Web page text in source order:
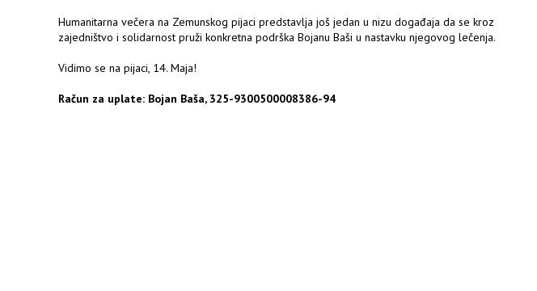
Humanitarna večera na Zemunskog pijaci predstavlja još jedan u nizu događaja da se kroz
zajedništvo i solidarnost pruži konkretna podrška Bojanu Baši u nastavku njegovog lečenja.
Vidimo se na pijaci, 14. Maja!
Račun za uplate: Bojan Baša, 325-9300500008386-94